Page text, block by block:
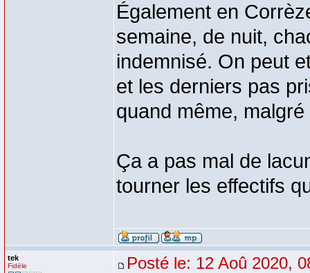
Également en
semaine, de nuit,
indemnisé. On peut
et les derniers pas
quand même,
Ça a pas mal de
tourner les effectifs
tek
Fidèle Posté le: 12 Aoû 2020,